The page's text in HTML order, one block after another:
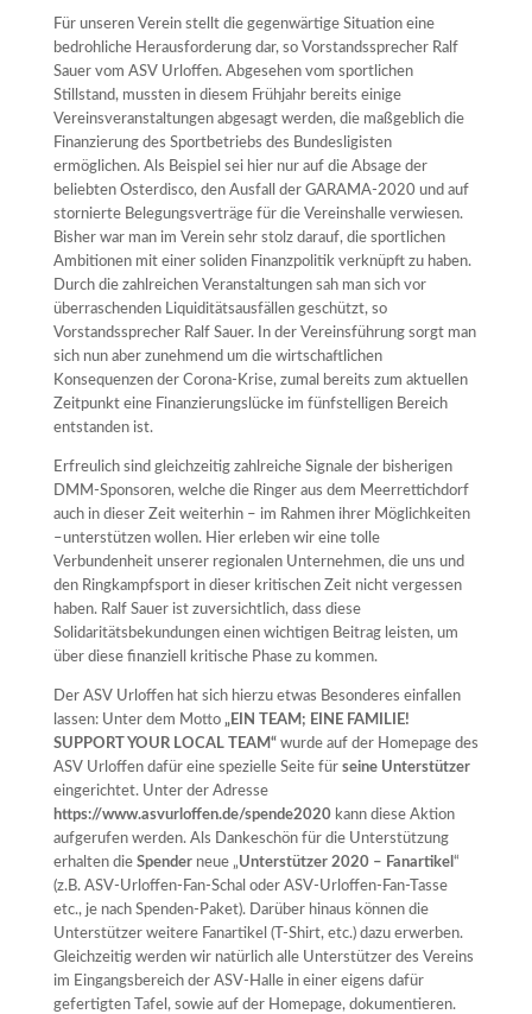
Für unseren Verein stellt die gegenwärtige Situation eine
bedrohliche Herausforderung dar, so Vorstandssprecher Ralf
Sauer vom ASV Urloffen. Abgesehen vom sportlichen
Stillstand, mussten in diesem Frühjahr bereits einige
Vereinsveranstaltungen abgesagt werden, die maßgeblich die
Finanzierung des Sportbetriebs des Bundesligisten
ermöglichen. Als Beispiel sei hier nur auf die Absage der
beliebten Osterdisco, den Ausfall der GARAMA-2020 und auf
stornierte Belegungsverträge für die Vereinshalle verwiesen.
Bisher war man im Verein sehr stolz darauf, die sportlichen
Ambitionen mit einer soliden Finanzpolitik verknüpft zu haben.
Durch die zahlreichen Veranstaltungen sah man sich vor
überraschenden Liquiditätsausfällen geschützt, so
Vorstandssprecher Ralf Sauer. In der Vereinsführung sorgt man
sich nun aber zunehmend um die wirtschaftlichen
Konsequenzen der Corona-Krise, zumal bereits zum aktuellen
Zeitpunkt eine Finanzierungslücke im fünfstelligen Bereich
entstanden ist.
Erfreulich sind gleichzeitig zahlreiche Signale der bisherigen
DMM-Sponsoren, welche die Ringer aus dem Meerrettichdorf
auch in dieser Zeit weiterhin – im Rahmen ihrer Möglichkeiten
–unterstützen wollen. Hier erleben wir eine tolle
Verbundenheit unserer regionalen Unternehmen, die uns und
den Ringkampfsport in dieser kritischen Zeit nicht vergessen
haben. Ralf Sauer ist zuversichtlich, dass diese
Solidaritätsbekundungen einen wichtigen Beitrag leisten, um
über diese finanziell kritische Phase zu kommen.
Der ASV Urloffen hat sich hierzu etwas Besonderes einfallen
lassen: Unter dem Motto „EIN TEAM; EINE FAMILIE!
SUPPORT YOUR LOCAL TEAM“wurde auf der Homepage des
ASV Urloffen dafür eine spezielle Seite für seine Unterstützer
eingerichtet. Unter der Adresse
https://www.asvurloffen.de/spende2020kann diese Aktion
aufgerufen werden. Als Dankeschön für die Unterstützung
erhalten die Spenderneue „Unterstützer 2020 – Fanartikel “
(z.B. ASV-Urloffen-Fan-Schal oder ASV-Urloffen-Fan-Tasse
etc., je nach Spenden-Paket). Darüber hinaus können die
Unterstützer weitere Fanartikel (T-Shirt, etc.) dazu erwerben.
Gleichzeitig werden wir natürlich alle Unterstützer des Vereins
im Eingangsbereich der ASV-Halle in einer eigens dafür
gefertigten Tafel, sowie auf der Homepage, dokumentieren.